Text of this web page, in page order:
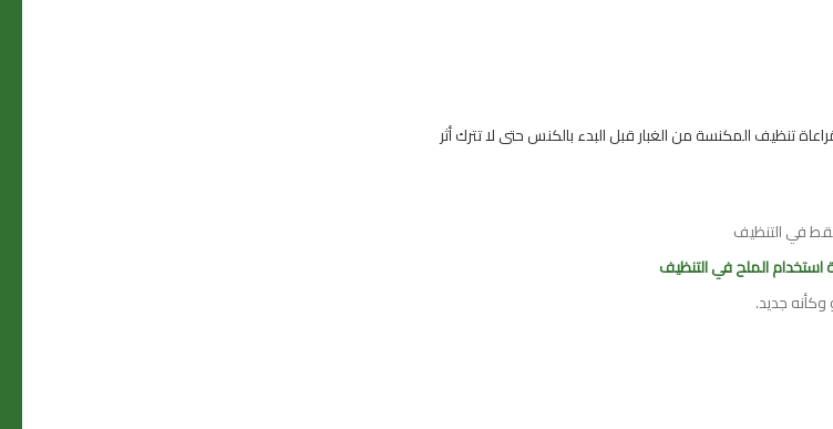
تنظيف المكنسة من الغبار قبل البدء بالكنس حتى لا تترك أثر
في التنظيف
استخدام الملح في التنظيف
جديد.